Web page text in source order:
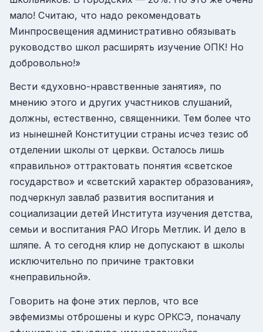
мало! Считаю, что надо рекомендовать
Минпросвещения административно обязывать
руководство школ расширять изучение ОПК! Но
добровольно!»
Вести «духовно-нравственные занятия», по
мнению этого и других участников слушаний,
должны, естественно, священники. Тем более что
из нынешней Конституции страны исчез тезис об
отделении школы от церкви. Осталось лишь
«правильно» оттрактовать понятия «светское
государство» и «светский характер образования»,
подчеркнул завлаб развития воспитания и
социализации детей Института изучения детства,
семьи и воспитания РАО Игорь Метлик. И дело в
шляпе. А то сегодня клир не допускают в школы
исключительно по причине трактовки
«неправильной».
Говорить на фоне этих перлов, что все
эвфемизмы отброшены и курс ОРКСЭ, поначалу